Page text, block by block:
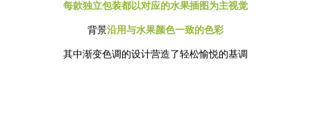
每款独立包装都以对应的水果插图为主视觉
背景沿用与水果颜色一致的色彩
其中渐变色调的设计营造了轻松愉悦的基调